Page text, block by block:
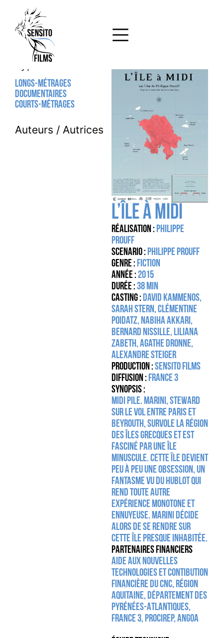
Type
Longs-métrages
Documentaires
Courts-métrages
Auteurs / Autrices
L’île à midi
Réalisation : Philippe
Prouff
Scenario : Philippe Prouff
Genre : Fiction
Année :2015
Durée :38 MIN
Casting : David Kammenos,
Sarah Stern, Clémentine
Poidatz, Nabiha Akkari,
Bernard Nissille, Liliana
Zabeth, Agathe Dronne,
Alexandre Steiger
Production :Sensito Films
Diffusion : France 3
Synopsis :
Midi pile. Marini, steward
sur le vol entre Paris et
Beyrouth, survole la région
des îles grecques et est
fasciné par une île
minuscule. Cette île devient
peu à peu une obsession, un
fantasme vu du hublot qui
rend toute autre
expérience monotone et
ennuyeuse. Marini décide
alors de se rendre sur
cette île presque inhabitée.
PARTENAIRES FINANCIERS
Aide aux nouvelles
technologies et contibution
financière du CNC, région
Aquitaine, département des
Pyrénées-Atlantiques,
France 3, Procirep, Angoa